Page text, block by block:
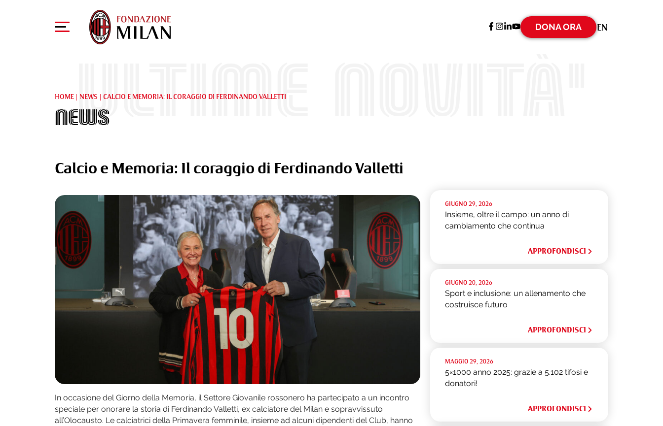
DONA ORA EN
Ultime Novità'
HOME | NEWS | CALCIO E MEMORIA: IL CORAGGIO DI FERDINANDO VALLETTI
News
Calcio e Memoria: Il coraggio di Ferdinando Valletti
In occasione del Giorno della Memoria, il Settore Giovanile rossonero ha partecipato a un incontro
speciale per onorare la storia di Ferdinando Valletti, ex calciatore del Milan e sopravvissuto
all’Olocausto. Le calciatrici della Primavera femminile, insieme ad alcuni dipendenti del Club, hanno
GIUGNO 29, 2026
Insieme, oltre il campo: un anno di
cambiamento che continua
APPROFONDISCI
GIUGNO 20, 2026
Sport e inclusione: un allenamento che
costruisce futuro
APPROFONDISCI
MAGGIO 29, 2026
5×1000 anno 2025: grazie a 5.102 tifosi e
donatori!
APPROFONDISCI